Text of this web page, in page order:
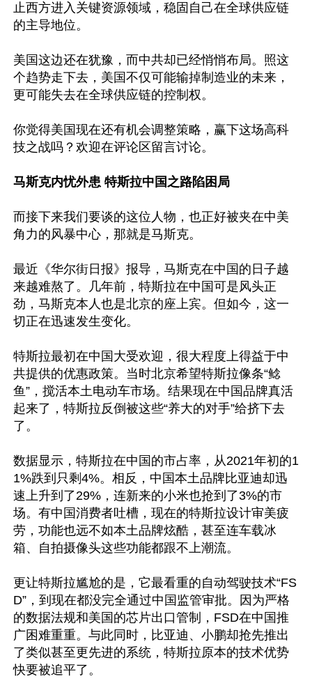
止西方进入关键资源领域，稳固自己在全球供应链
的主导地位。
美国这边还在犹豫，而中共却已经悄悄布局。照这
个趋势走下去，美国不仅可能输掉制造业的未来，
更可能失去在全球供应链的控制权。
你觉得美国现在还有机会调整策略，赢下这场高科
技之战吗？欢迎在评论区留言讨论。
马斯克内忧外患 特斯拉中国之路陷困局
而接下来我们要谈的这位人物，也正好被夹在中美
角力的风暴中心，那就是马斯克。
最近《华尔街日报》报导，马斯克在中国的日子越
来越难熬了。几年前，特斯拉在中国可是风头正
劲，马斯克本人也是北京的座上宾。但如今，这一
切正在迅速发生变化。
特斯拉最初在中国大受欢迎，很大程度上得益于中
共提供的优惠政策。当时北京希望特斯拉像条“鲶
鱼”，搅活本土电动车市场。结果现在中国品牌真活
起来了，特斯拉反倒被这些“养大的对手”给挤下去
了。
数据显示，特斯拉在中国的市占率，从2021年初的1
1%跌到只剩4%。相反，中国本土品牌比亚迪却迅
速上升到了29%，连新来的小米也抢到了3%的市
场。有中国消费者吐槽，现在的特斯拉设计审美疲
劳，功能也远不如本土品牌炫酷，甚至连车载冰
箱、自拍摄像头这些功能都跟不上潮流。
更让特斯拉尴尬的是，它最看重的自动驾驶技术“FS
D”，到现在都没完全通过中国监管审批。因为严格
的数据法规和美国的芯片出口管制，FSD在中国推
广困难重重。与此同时，比亚迪、小鹏却抢先推出
了类似甚至更先进的系统，特斯拉原本的技术优势
快要被追平了。